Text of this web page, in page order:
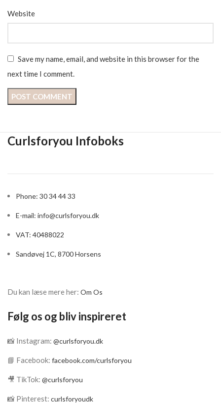
Website
Save my name, email, and website in this browser for the
next time I comment.
Curlsforyou Infoboks
Phone: 30 34 44 33
E-mail: info@curlsforyou.dk
VAT: 40488022
Sandøvej 1C, 8700 Horsens
Du kan læse mere her: Om Os
Følg os og bliv inspireret
📸 Instagram: @curlsforyou.dk
📘 Facebook: facebook.com/curlsforyou
🎥 TikTok: @curlsforyou
📸 Pinterest: curlsforyoudk